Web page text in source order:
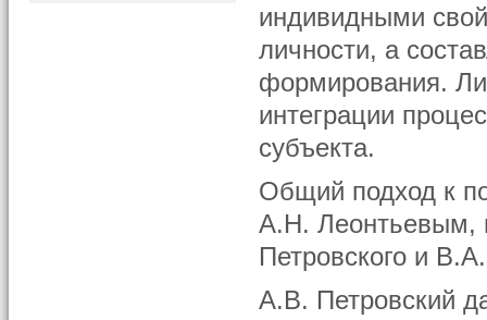
индивидными
личности, а
формирования.
интеграции
субъекта.
Общий подход к
А.Н. Леонтьевым,
Петровского и
А.В. Петровский